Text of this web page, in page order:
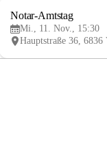
Notar-Amtstag
Mi., 11. Nov., 15:30